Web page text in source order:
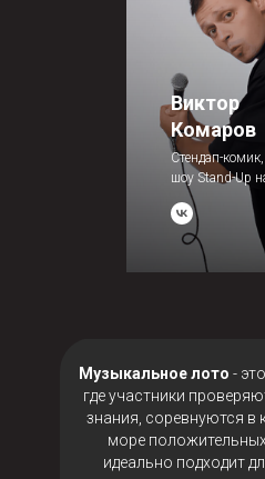
Виктор
Комаров
Стендап-
шоу Stand-Up
Музыкальное лото -
где участники
знания, соревнуются в
море
идеально подходит